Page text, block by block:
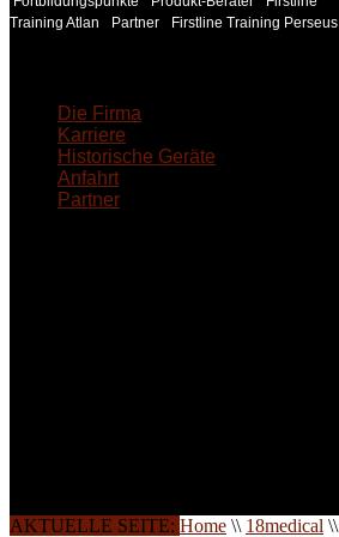
Training Atlan
Partner Firstline Training Perseus
Die Firma
Karriere
Historische Geräte
Anfahrt
Partner
AKTUELLE SEITE: Home \\ 18medical \\